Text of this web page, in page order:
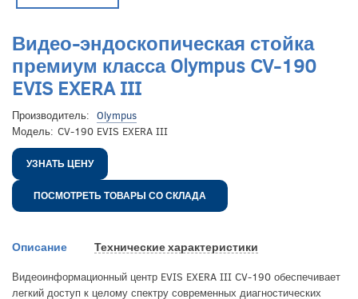
Видео-эндоскопическая стойка
премиум класса Olympus CV-190
EVIS EXERA III
Производитель: Olympus
Модель: CV-190 EVIS EXERA III
УЗНАТЬ ЦЕНУ
ПОСМОТРЕТЬ ТОВАРЫ СО СКЛАДА
Описание Технические характеристики
Видеоинформационный центр EVIS EXERA III CV-190 обеспечивает
легкий доступ к целому спектру современных диагностических